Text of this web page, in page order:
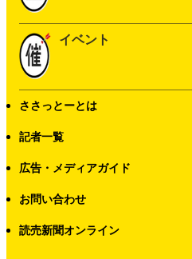
イベント
ささっとーとは
記者一覧
広告・メディアガイド
お問い合わせ
読売新聞オンライン